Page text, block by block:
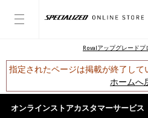
Rovalアップグレードプ
指定されたページは掲載が終了して
ホームへ
オンラインストアカスタマーサービス